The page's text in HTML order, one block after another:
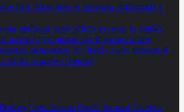
dell’Alzheimer si propaga utilizzando i
attribuiti molti effetti avversi, lo studio
nuove opportunità per le pazienti con
metastatico hr+/her2- e con tumore al
triplo negativo (mtnbc)
Com. Stampa Epatiti featured Genetica